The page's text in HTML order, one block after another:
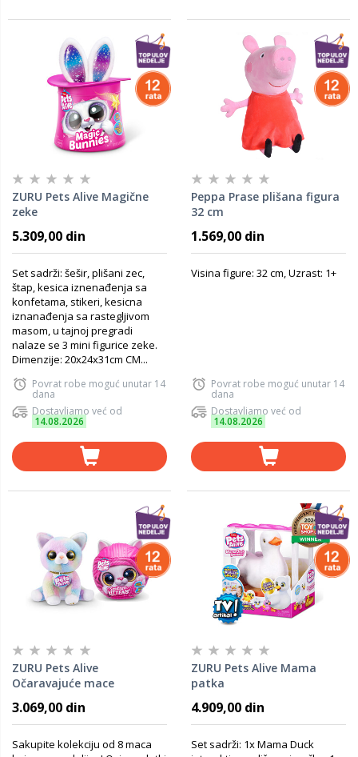
ZURU Pets Alive Magične
zeke
5.309,00 din
Set sadrži: šešir, plišani zec,
štap, kesica iznenađenja sa
konfetama, stikeri, kesicna
iznanađenja sa rastegljivom
masom, u tajnoj pregradi
nalaze se 3 mini figurice zeke.
Dimenzije: 20x24x31cm CM...
Povrat robe moguć unutar 14
dana
Dostavljamo već od
14.08.2026
Peppa Prase plišana figura
32 cm
1.569,00 din
Visina figure: 32 cm, Uzrast: 1+
Povrat robe moguć unutar 14
dana
Dostavljamo već od
14.08.2026
ZURU Pets Alive
Očaravajuće mace
3.069,00 din
Sakupite kolekciju od 8 maca
ZURU Pets Alive Mama
patka
4.909,00 din
Set sadrži: 1x Mama Duck